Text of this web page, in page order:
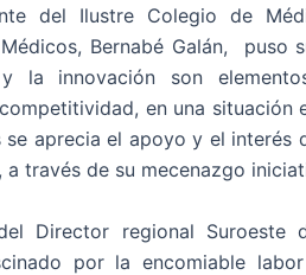
del Ilustre Colegio de
Bernabé Galán, puso
la innovación son
en una situación
se aprecia el apoyo y el interés
a través de su mecenazgo
Director regional Suroeste
por la encomiable